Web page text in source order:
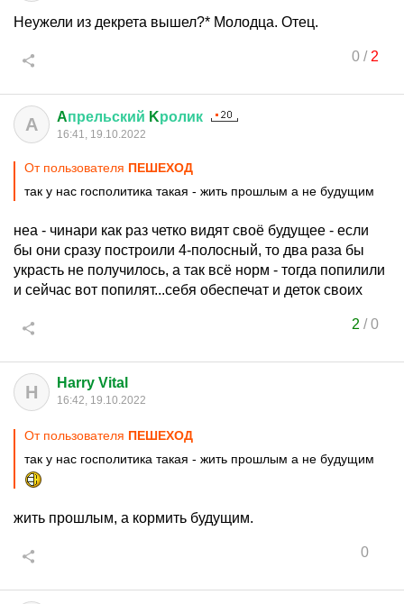
Неужели из декрета вышел?* Молодца. Отец.
0/ 2
A Aпрельский Kролик
16:41, 19.10.2022
От пользователя ПEШEXOД
так у нас госполитика такая - жить прошлым а не будущим
неа - чинари как раз четко видят своё будущее - если
бы они сразу построили 4-полосный, то два раза бы
украсть не получилось, а так всё норм - тогда попилили
и сейчас вот попилят...себя обеспечат и деток своих
2 /0
H Harry Vital
16:42, 19.10.2022
От пользователя ПEШEXOД
так у нас госполитика такая - жить прошлым а не будущим
жить прошлым, а кормить будущим.
0